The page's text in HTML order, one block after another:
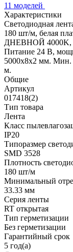
11 моделей
Характеристики
Светодиодная
180 шт/м, белая
ДНЕВНОЙ 4000K,
Питание 24 В,
5000x8x2 мм. Мин.
м.
Общие
Артикул
017418(2)
Тип товара
Лента
Класс
IP20
Типоразмер
SMD 3528
Плотность
180 шт/м
Минимальный
33.33 мм
Серия ленты
RT открытая
Тип герметизации
Без герметизации
Гарантийный срок
5 год(а)